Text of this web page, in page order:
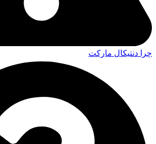
چرا دنتیکال مارکت